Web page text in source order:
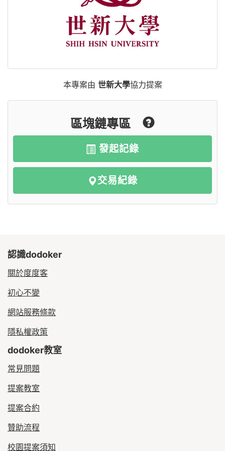
本專案由 世新大學協力提案
區塊鏈專區
發起記錄
交易紀錄
認識dodoker
關於度度客
初心不變
網站服務條款
隱私權政策
dodoker教室
常見問題
提案教室
提案合約
贊助流程
校園提案須知